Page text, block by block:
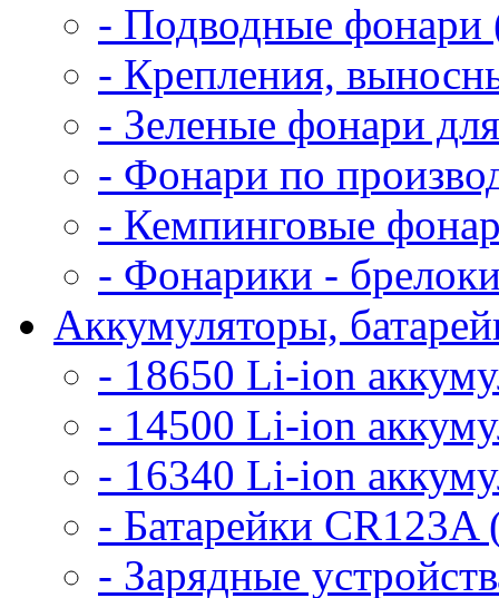
- Подводные фонари
- Крепления,
- Зеленые фонари
- Фонари по
- Кемпинговые
- Фонарики -
Аккумуляторы,
- 18650 Li-ion
- 14500 Li-ion
- 16340 Li-ion
- Батарейки CR123A
- Зарядные